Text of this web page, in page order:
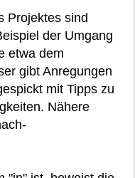
Projektes sind
der Umgang
etwa dem
gibt Anregungen
mit Tipps zu
Nähere